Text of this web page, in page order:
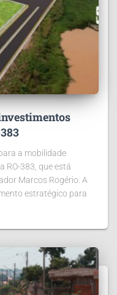
a mobilidade
RO-383, que está
Marcos Rogério. A
estratégico para